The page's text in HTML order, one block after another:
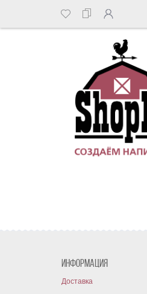
Информация
Доставка